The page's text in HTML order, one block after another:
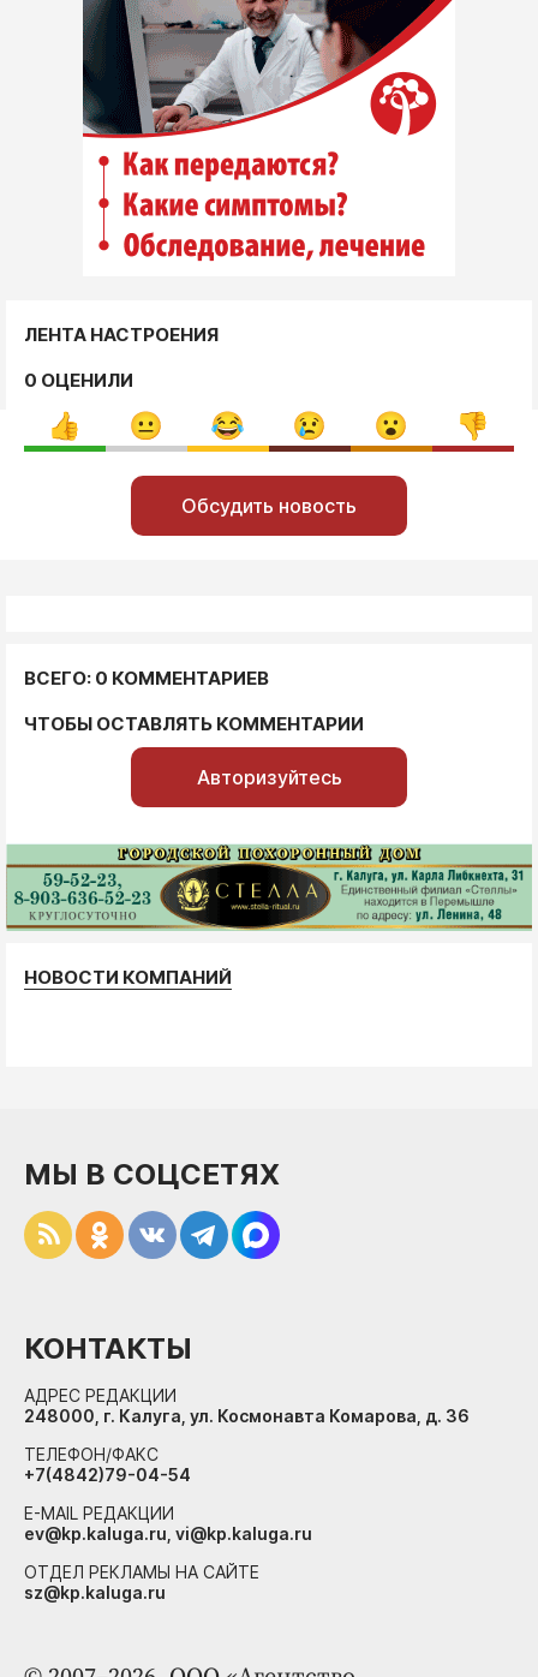
ЛЕНТА НАСТРОЕНИЯ
0 ОЦЕНИЛИ
Обсудить новость
ВСЕГО: 0 КОММЕНТАРИЕВ
ЧТОБЫ ОСТАВЛЯТЬ КОММЕНТАРИИ
Авторизуйтесь
НОВОСТИ КОМПАНИЙ
МЫ В СОЦСЕТЯХ
КОНТАКТЫ
АДРЕС РЕДАКЦИИ
248000, г. Калуга, ул. Космонавта Комарова, д. 36
ТЕЛЕФОН/ФАКС
+7(4842)79-04-54
E-MAIL РЕДАКЦИИ
ev@kp.kaluga.ru, vi@kp.kaluga.ru
ОТДЕЛ РЕКЛАМЫ НА САЙТЕ
sz@kp.kaluga.ru